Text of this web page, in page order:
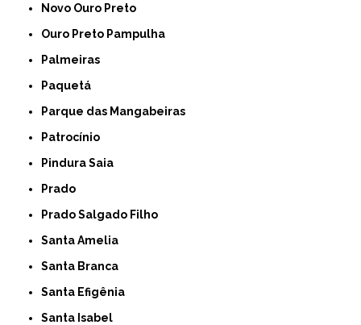
Novo Ouro Preto
Ouro Preto Pampulha
Palmeiras
Paquetá
Parque das Mangabeiras
Patrocínio
Pindura Saia
Prado
Prado Salgado Filho
Santa Amelia
Santa Branca
Santa Efigênia
Santa Isabel